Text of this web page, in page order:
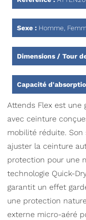
Sexe : Homme,
Dimensions / Tour
Capacité
Attends Flex est une
avec ceinture
mobilité réduite.
ajuster la ceinture
protection pour une
technologie Quick-
garantit un effet
une protection
externe micro-aéré